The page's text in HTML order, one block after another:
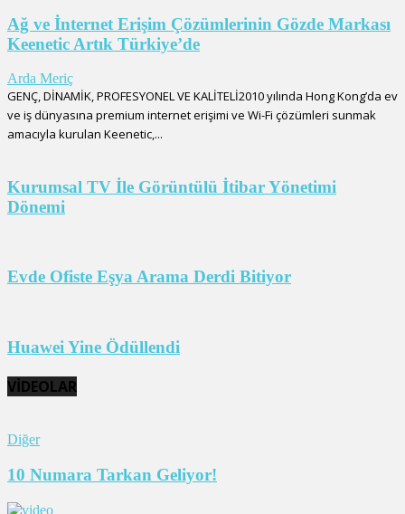
Ağ ve İnternet Erişim Çözümlerinin Gözde Markası
Keenetic Artık Türkiye’de
Arda Meriç
GENÇ, DİNAMİK, PROFESYONEL VE KALİTELİ2010 yılında Hong Kong’da ev
ve iş dünyasına premium internet erişimi ve Wi-Fi çözümleri sunmak
amacıyla kurulan Keenetic,...
Kurumsal TV İle Görüntülü İtibar Yönetimi
Dönemi
Evde Ofiste Eşya Arama Derdi Bitiyor
Huawei Yine Ödüllendi
VİDEOLAR
Diğer
10 Numara Tarkan Geliyor!